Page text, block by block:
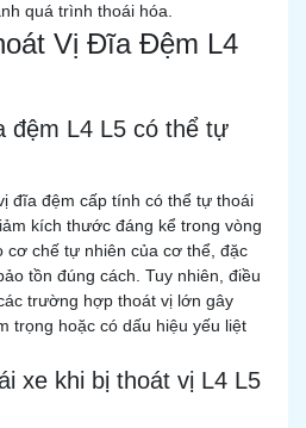
quá trình thoái hóa.
Vị Đĩa Đệm L4
đệm L4 L5 có thể tự
đĩa đệm cấp tính có thể tự thoái
kích thước đáng kể trong vòng
cơ chế tự nhiên của cơ thể, đặc
tồn đúng cách. Tuy nhiên, điều
trường hợp thoát vị lớn gây
trọng hoặc có dấu hiệu yếu liệt
xe khi bị thoát vị L4 L5